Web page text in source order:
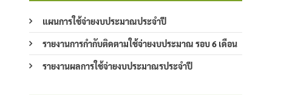
แผนการใช้จ่ายงบประมาณประจำปี
รายงานการกำกับติดตามใช้จ่ายงบประมาณ รอบ 6 เดือน
รายงานผลการใช้จ่ายงบประมาณรประจำปี